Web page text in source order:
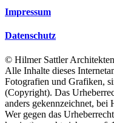
Impressum
Datenschutz
© Hilmer Sattler Architekten
Alle Inhalte dieses
Fotografien und Grafiken,
(Copyright). Das
anders gekennzeichnet,
Wer gegen das